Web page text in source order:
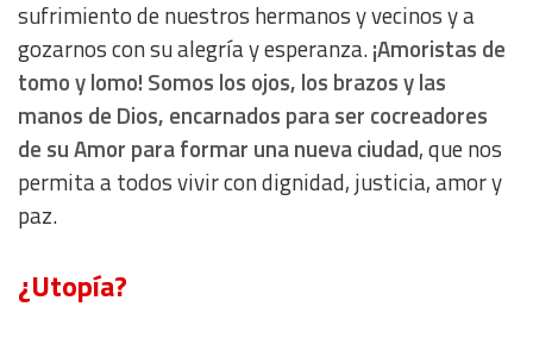
sufrimiento de nuestros hermanos y vecinos y a
gozarnos con su alegría y esperanza.¡Amoristas de
tomo y lomo! Somos los ojos, los brazos y las
manos de Dios, encarnados para ser cocreadores
de su Amor para formar una nueva ciudad, que nos
permita a todos vivir con dignidad, justicia, amor y
paz.
¿Utopía?